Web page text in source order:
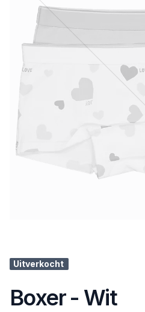
Uitverkocht
Boxer - Wit